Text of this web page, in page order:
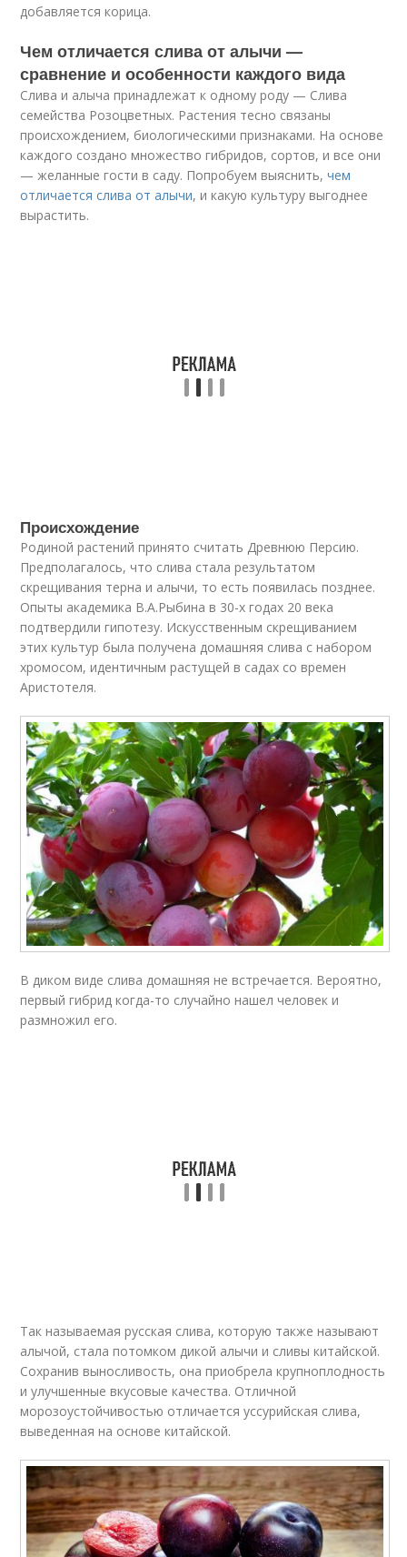
добавляется корица.
Чем отличается слива от алычи —
сравнение и особенности каждого вида
Слива и алыча принадлежат к одному роду — Слива
семейства Розоцветных. Растения тесно связаны
происхождением, биологическими признаками. На основе
каждого создано множество гибридов, сортов, и все они
— желанные гости в саду. Попробуем выяснить,чем
отличается слива от алычи, и какую культуру выгоднее
вырастить.
Происхождение
Родиной растений принято считать Древнюю Персию.
Предполагалось, что слива стала результатом
скрещивания терна и алычи, то есть появилась позднее.
Опыты академика В.А.Рыбина в 30-х годах 20 века
подтвердили гипотезу. Искусственным скрещиванием
этих культур была получена домашняя слива с набором
хромосом, идентичным растущей в садах со времен
Аристотеля.
В диком виде слива домашняя не встречается. Вероятно,
первый гибрид когда-то случайно нашел человек и
размножил его.
Так называемая русская слива, которую также называют
алычой, стала потомком дикой алычи и сливы китайской.
Сохранив выносливость, она приобрела крупноплодность
и улучшенные вкусовые качества. Отличной
морозоустойчивостью отличается уссурийская слива,
выведенная на основе китайской.